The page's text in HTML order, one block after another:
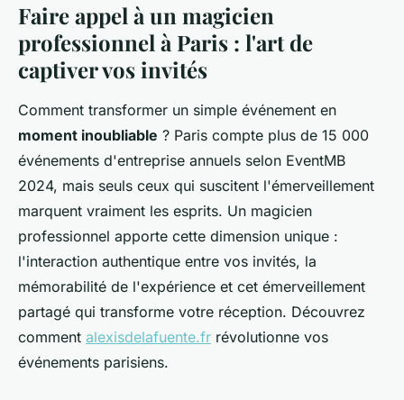
Faire appel à un magicien
professionnel à Paris : l'art de
captiver vos invités
Comment transformer un simple événement en
moment inoubliable ? Paris compte plus de 15 000
événements d'entreprise annuels selon EventMB
2024, mais seuls ceux qui suscitent l'émerveillement
marquent vraiment les esprits. Un magicien
professionnel apporte cette dimension unique :
l'interaction authentique entre vos invités, la
mémorabilité de l'expérience et cet émerveillement
partagé qui transforme votre réception. Découvrez
comment alexisdelafuente.fr révolutionne vos
événements parisiens.